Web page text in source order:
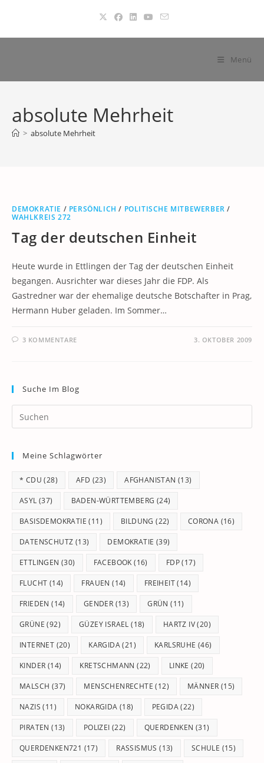
springen
Menü
absolute Mehrheit
> absolute Mehrheit
DEMOKRATIE / PERSÖNLICH / POLITISCHE MITBEWERBER /
WAHLKREIS 272
Tag der deutschen Einheit
Heute wurde in Ettlingen der Tag der deutschen Einheit
begangen. Ausrichter war dieses Jahr die FDP. Als
Gastredner war der ehemalige deutsche Botschafter in Prag,
Hermann Huber geladen. Im Sommer…
3 KOMMENTARE 3. OKTOBER 2009
Suche Im Blog
Meine Schlagwörter
* CDU (28) AFD (23) AFGHANISTAN (13)
ASYL (37) BADEN-WÜRTTEMBERG (24)
BASISDEMOKRATIE (11) BILDUNG (22) CORONA (16)
DATENSCHUTZ (13) DEMOKRATIE (39)
ETTLINGEN (30) FACEBOOK (16) FDP(17)
FLUCHT (14) FRAUEN (14) FREIHEIT(14)
FRIEDEN (14) GENDER (13) GRÜN (11)
GRÜNE (92) GÜZEY ISRAEL (18) HARTZ IV(20)
INTERNET (20) KARGIDA(21) KARLSRUHE (46)
KINDER (14) KRETSCHMANN (22) LINKE (20)
MALSCH (37) MENSCHENRECHTE (12) MÄNNER (15)
NAZIS (11) NOKARGIDA (18) PEGIDA(22)
PIRATEN (13) POLIZEI (22) QUERDENKEN (31)
QUERDENKEN721 (17) RASSISMUS (13) SCHULE (15)